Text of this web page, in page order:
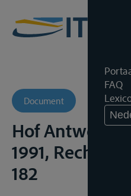
FAQ
Document
Hof
1991, Rechtspr.
182